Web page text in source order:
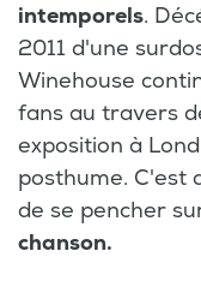
intemporels.
2011 d'une
Winehouse
fans au travers
exposition à
posthume. C'est
de se pencher
chanson.